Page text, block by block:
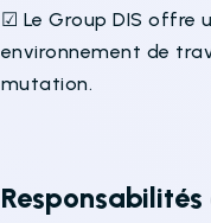
☑ Le Group DIS offre
environnement de
mutation.